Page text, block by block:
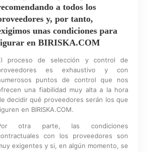
a todos los
y, por tanto,
unas condiciones para
en BIRISKA.COM
proceso de selección y control de
es exhaustivo y con
puntos de control que nos
una fiabilidad muy alta a la hora
decidir qué proveedores serán los que
en BIRISKA.COM.
otra parte, las condiciones
con los proveedores son
exigentes y si, en algún momento, se